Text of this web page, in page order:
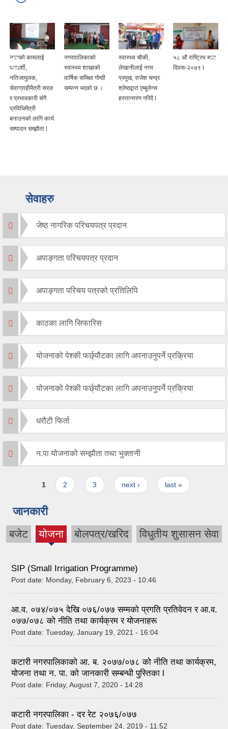
नगरको कामलाई
पारदर्शी,
नतिजामुलक,
सेवाग्राहीमैत्री सरल
र प्रभावकारी संगै
प्रविधिमैत्री
बनाउनको लागि कार्य
सम्पादन सम्झौता l
नगरपालिकाको
स्वास्थ्य शाखाको
वार्षिक समिक्षा गोष्ठी
सम्पन्न भएको छ ।
स्वास्थ्य चौकी,
लेखानीलाई नगर
प्रमुख, राजेश चन्द्र
श्रेष्ठद्वारा एम्बुलेन्स
हस्तान्तरण गरिदै l
५८ औं राष्ट्रिय बाल
दिवस-२०७९ l
सेवाहरु
जेष्ठ नागरिक परिचयपत्र प्रदान
अपाङ्गता परिचयपत्र प्रदान
अपाङ्गता परिचय पत्रको प्रतिलिपि
काठका लागि सिफारिस
योजनाको पेश्की फर्छ्यौटका लागि अपनाउनुपर्ने प्रक्रिया
योजनाको पेश्की फर्छ्यौटका लागि अपनाउनुपर्ने प्रक्रिया
धरौटी फिर्ता
न.पा योजनाको सम्झौता तथा भुक्तानी
Pages
1 2 3 next › last »
जानकारी
बजेट योजना
(active
बोलपत्र/खरिद विधुतीय शुसासन सेवा
SIP (Small Irrigation Programme)
Post date: Monday, February 6, 2023 - 10:46
आ.व. ०७४/०७५ देखि ०७६/०७७ सम्मको प्रगति प्रतिवेदन र आ.व.
०७७/०७८ को नीति तथा कार्यक्रम र योजनाहरू
Post date: Tuesday, January 19, 2021 - 16:04
कटारी नगरपालिकाको आ. ब. २०७७/०७८ को नीति तथा कार्यक्रम,
योजना तथा न. पा. को जानकारी सम्बन्धी पुस्तिका l
Post date: Friday, August 7, 2020 - 14:28
कटारी नगरपालिका - दर रेट २०७६/०७७
Post date: Tuesday, September 24, 2019 - 11:52